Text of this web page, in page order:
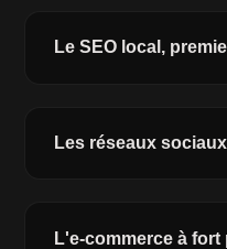
Le SEO local,
Les réseaux
L'e-commerce à fort